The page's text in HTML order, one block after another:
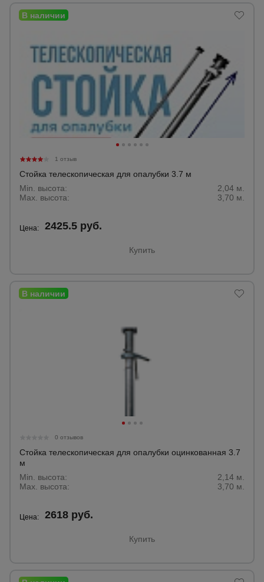
1 отзыв
Стойка телескопическая для опалубки 3.7 м
Min. высота:
2,04 м.
Max. высота:
3,70 м.
Цена: 2425.5 руб.
Купить
0 отзывов
Стойка телескопическая для опалубки оцинкованная 3.7
м
Min. высота:
2,14 м.
Max. высота:
3,70 м.
Цена: 2618 руб.
Купить